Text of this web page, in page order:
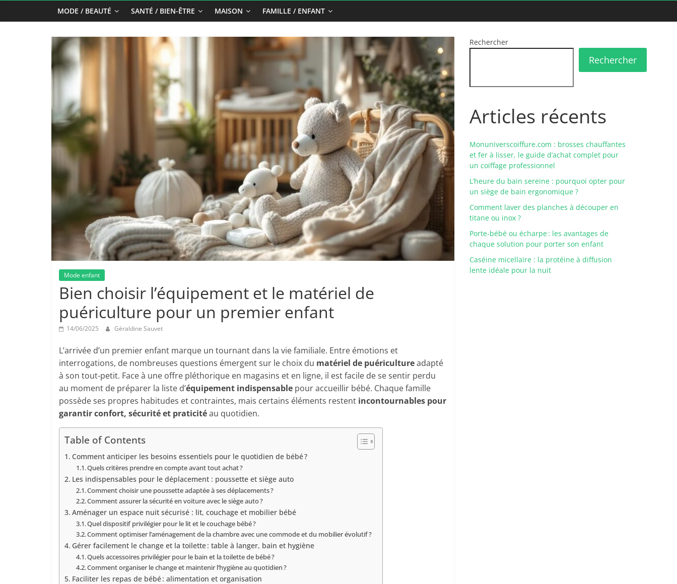
MODE / BEAUTÉ SANTÉ / BIEN-ÊTRE MAISON FAMILLE / ENFANT
Mode enfant
Bien choisir l’équipement et le matériel de
puériculture pour un premier enfant
14/06/2025 Géraldine Sauvet
L’arrivée d’un premier enfant marque un tournant dans la vie familiale. Entre émotions et
interrogations, de nombreuses questions émergent sur le choix du matériel de puéricultureadapté
à son tout-petit. Face à une offre pléthorique en magasins et en ligne, il est facile de se sentir perdu
au moment de préparer la liste d’équipement indispensable pour accueillir bébé. Chaque famille
possède ses propres habitudes et contraintes, mais certains éléments restent incontournables pour
garantir confort, sécurité et praticitéau quotidien.
Table of Contents
Comment anticiper les besoins essentiels pour le quotidien de bébé ?
Quels critères prendre en compte avant tout achat ?
Les indispensables pour le déplacement : poussette et siège auto
Comment choisir une poussette adaptée à ses déplacements ?
Comment assurer la sécurité en voiture avec le siège auto ?
Aménager un espace nuit sécurisé : lit, couchage et mobilier bébé
Quel dispositif privilégier pour le lit et le couchage bébé ?
Comment optimiser l’aménagement de la chambre avec une commode et du mobilier évolutif ?
Gérer facilement le change et la toilette : table à langer, bain et hygiène
Quels accessoires privilégier pour le bain et la toilette de bébé ?
Comment organiser le change et maintenir l’hygiène au quotidien ?
Faciliter les repas de bébé : alimentation et organisation
Rechercher
Rechercher
Articles récents
Monuniverscoiffure.com : brosses chauffantes
et fer à lisser, le guide d’achat complet pour
un coiffage professionnel
L’heure du bain sereine : pourquoi opter pour
un siège de bain ergonomique ?
Comment laver des planches à découper en
titane ou inox ?
Porte-bébé ou écharpe : les avantages de
chaque solution pour porter son enfant
Caséine micellaire : la protéine à diffusion
lente idéale pour la nuit